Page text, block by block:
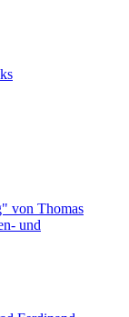
von Thomas
und